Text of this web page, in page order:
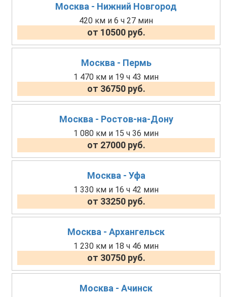
Москва - Нижний Новгород
420 км и 6 ч 27 мин
от 10500 руб.
Москва - Пермь
1 470 км и 19 ч 43 мин
от 36750 руб.
Москва - Ростов-на-Дону
1 080 км и 15 ч 36 мин
от 27000 руб.
Москва - Уфа
1 330 км и 16 ч 42 мин
от 33250 руб.
Москва - Архангельск
1 230 км и 18 ч 46 мин
от 30750 руб.
Москва - Ачинск